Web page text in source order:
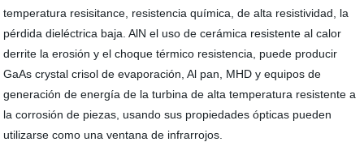
temperatura resisitance, resistencia química, de alta resistividad, la
pérdida dieléctrica baja. AlN el uso de cerámica resistente al calor
derrite la erosión y el choque térmico resistencia, puede producir
GaAs crystal crisol de evaporación, Al pan, MHD y equipos de
generación de energía de la turbina de alta temperatura resistente a
la corrosión de piezas, usando sus propiedades ópticas pueden
utilizarse como una ventana de infrarrojos.